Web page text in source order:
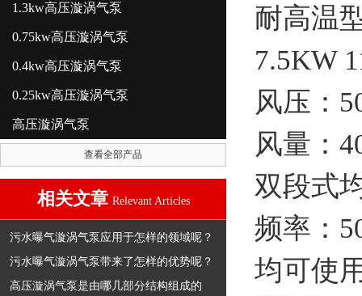
1.3kw高压漩涡气泵
0.75kw高压漩涡气泵
0.4kw高压漩涡气泵
0.25kw高压漩涡气泵
高压漩涡气泵
查看全部产品
相关文章 Relevant Articles
污水曝气漩涡气泵应用于怎样的领域呢？
污水曝气漩涡气泵带来了怎样的优势呢？
高压漩涡气泵是由哪几部分结构组成的
耐高温
7.5KW
风压：
风量：
双段式
频率：
均可使